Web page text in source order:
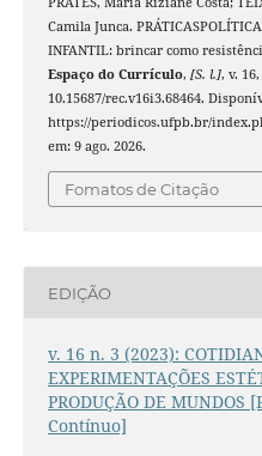
Camila Junca.
INFANTIL: brincar como
Espaço do Currículo, [S. l.], v.
10.15687/rec.v16i3.68464.
https://periodicos.ufpb.br/
em: 9 ago. 2026.
Fomatos de Citação
EDIÇÃO
v. 16 n. 3 (2023):
EXPERIMENTAÇÕES
PRODUÇÃO DE MUNDOS
Contínuo]